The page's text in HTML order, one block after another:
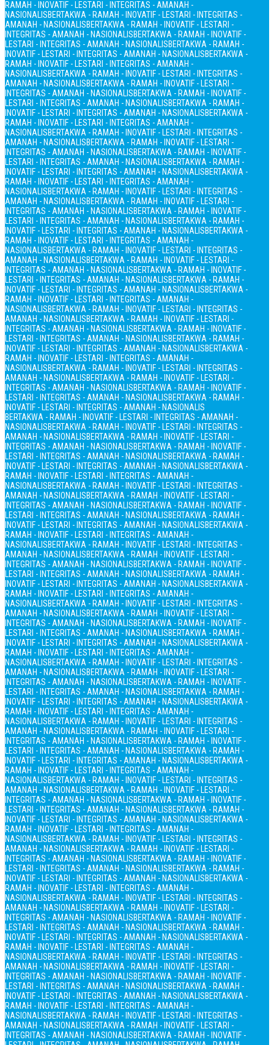
RAMAH - INOVATIF - LESTARI - INTEGRITAS - AMANAH -
NASIONALISBERTAKWA - RAMAH - INOVATIF - LESTARI - INTEGRITAS -
AMANAH - NASIONALISBERTAKWA - RAMAH - INOVATIF - LESTARI -
INTEGRITAS - AMANAH - NASIONALISBERTAKWA - RAMAH - INOVATIF -
LESTARI - INTEGRITAS - AMANAH - NASIONALISBERTAKWA - RAMAH -
INOVATIF - LESTARI - INTEGRITAS - AMANAH - NASIONALISBERTAKWA -
RAMAH - INOVATIF - LESTARI - INTEGRITAS - AMANAH -
NASIONALISBERTAKWA - RAMAH - INOVATIF - LESTARI - INTEGRITAS -
AMANAH - NASIONALISBERTAKWA - RAMAH - INOVATIF - LESTARI -
INTEGRITAS - AMANAH - NASIONALISBERTAKWA - RAMAH - INOVATIF -
LESTARI - INTEGRITAS - AMANAH - NASIONALISBERTAKWA - RAMAH -
INOVATIF - LESTARI - INTEGRITAS - AMANAH - NASIONALISBERTAKWA -
RAMAH - INOVATIF - LESTARI - INTEGRITAS - AMANAH -
NASIONALISBERTAKWA - RAMAH - INOVATIF - LESTARI - INTEGRITAS -
AMANAH - NASIONALISBERTAKWA - RAMAH - INOVATIF - LESTARI -
INTEGRITAS - AMANAH - NASIONALISBERTAKWA - RAMAH - INOVATIF -
LESTARI - INTEGRITAS - AMANAH - NASIONALISBERTAKWA - RAMAH -
INOVATIF - LESTARI - INTEGRITAS - AMANAH - NASIONALISBERTAKWA -
RAMAH - INOVATIF - LESTARI - INTEGRITAS - AMANAH -
NASIONALISBERTAKWA - RAMAH - INOVATIF - LESTARI - INTEGRITAS -
AMANAH - NASIONALISBERTAKWA - RAMAH - INOVATIF - LESTARI -
INTEGRITAS - AMANAH - NASIONALISBERTAKWA - RAMAH - INOVATIF -
LESTARI - INTEGRITAS - AMANAH - NASIONALISBERTAKWA - RAMAH -
INOVATIF - LESTARI - INTEGRITAS - AMANAH - NASIONALISBERTAKWA -
RAMAH - INOVATIF - LESTARI - INTEGRITAS - AMANAH -
NASIONALISBERTAKWA - RAMAH - INOVATIF - LESTARI - INTEGRITAS -
AMANAH - NASIONALISBERTAKWA - RAMAH - INOVATIF - LESTARI -
INTEGRITAS - AMANAH - NASIONALISBERTAKWA - RAMAH - INOVATIF -
LESTARI - INTEGRITAS - AMANAH - NASIONALISBERTAKWA - RAMAH -
INOVATIF - LESTARI - INTEGRITAS - AMANAH - NASIONALISBERTAKWA -
RAMAH - INOVATIF - LESTARI - INTEGRITAS - AMANAH -
NASIONALISBERTAKWA - RAMAH - INOVATIF - LESTARI - INTEGRITAS -
AMANAH - NASIONALISBERTAKWA - RAMAH - INOVATIF - LESTARI -
INTEGRITAS - AMANAH - NASIONALISBERTAKWA - RAMAH - INOVATIF -
LESTARI - INTEGRITAS - AMANAH - NASIONALISBERTAKWA - RAMAH -
INOVATIF - LESTARI - INTEGRITAS - AMANAH - NASIONALISBERTAKWA -
RAMAH - INOVATIF - LESTARI - INTEGRITAS - AMANAH -
NASIONALISBERTAKWA - RAMAH - INOVATIF - LESTARI - INTEGRITAS -
AMANAH - NASIONALISBERTAKWA - RAMAH - INOVATIF - LESTARI -
INTEGRITAS - AMANAH - NASIONALISBERTAKWA - RAMAH - INOVATIF -
LESTARI - INTEGRITAS - AMANAH - NASIONALISBERTAKWA - RAMAH -
INOVATIF - LESTARI - INTEGRITAS - AMANAH - NASIONALIS
BERTAKWA - RAMAH - INOVATIF - LESTARI - INTEGRITAS - AMANAH -
NASIONALISBERTAKWA - RAMAH - INOVATIF - LESTARI - INTEGRITAS -
AMANAH - NASIONALISBERTAKWA - RAMAH - INOVATIF - LESTARI -
INTEGRITAS - AMANAH - NASIONALISBERTAKWA - RAMAH - INOVATIF -
LESTARI - INTEGRITAS - AMANAH - NASIONALISBERTAKWA - RAMAH -
INOVATIF - LESTARI - INTEGRITAS - AMANAH - NASIONALISBERTAKWA -
RAMAH - INOVATIF - LESTARI - INTEGRITAS - AMANAH -
NASIONALISBERTAKWA - RAMAH - INOVATIF - LESTARI - INTEGRITAS -
AMANAH - NASIONALISBERTAKWA - RAMAH - INOVATIF - LESTARI -
INTEGRITAS - AMANAH - NASIONALISBERTAKWA - RAMAH - INOVATIF -
LESTARI - INTEGRITAS - AMANAH - NASIONALISBERTAKWA - RAMAH -
INOVATIF - LESTARI - INTEGRITAS - AMANAH - NASIONALISBERTAKWA -
RAMAH - INOVATIF - LESTARI - INTEGRITAS - AMANAH -
NASIONALISBERTAKWA - RAMAH - INOVATIF - LESTARI - INTEGRITAS -
AMANAH - NASIONALISBERTAKWA - RAMAH - INOVATIF - LESTARI -
INTEGRITAS - AMANAH - NASIONALISBERTAKWA - RAMAH - INOVATIF -
LESTARI - INTEGRITAS - AMANAH - NASIONALISBERTAKWA - RAMAH -
INOVATIF - LESTARI - INTEGRITAS - AMANAH - NASIONALISBERTAKWA -
RAMAH - INOVATIF - LESTARI - INTEGRITAS - AMANAH -
NASIONALISBERTAKWA - RAMAH - INOVATIF - LESTARI - INTEGRITAS -
AMANAH - NASIONALISBERTAKWA - RAMAH - INOVATIF - LESTARI -
INTEGRITAS - AMANAH - NASIONALISBERTAKWA - RAMAH - INOVATIF -
LESTARI - INTEGRITAS - AMANAH - NASIONALISBERTAKWA - RAMAH -
INOVATIF - LESTARI - INTEGRITAS - AMANAH - NASIONALISBERTAKWA -
RAMAH - INOVATIF - LESTARI - INTEGRITAS - AMANAH -
NASIONALISBERTAKWA - RAMAH - INOVATIF - LESTARI - INTEGRITAS -
AMANAH - NASIONALISBERTAKWA - RAMAH - INOVATIF - LESTARI -
INTEGRITAS - AMANAH - NASIONALISBERTAKWA - RAMAH - INOVATIF -
LESTARI - INTEGRITAS - AMANAH - NASIONALISBERTAKWA - RAMAH -
INOVATIF - LESTARI - INTEGRITAS - AMANAH - NASIONALISBERTAKWA -
RAMAH - INOVATIF - LESTARI - INTEGRITAS - AMANAH -
NASIONALISBERTAKWA - RAMAH - INOVATIF - LESTARI - INTEGRITAS -
AMANAH - NASIONALISBERTAKWA - RAMAH - INOVATIF - LESTARI -
INTEGRITAS - AMANAH - NASIONALISBERTAKWA - RAMAH - INOVATIF -
LESTARI - INTEGRITAS - AMANAH - NASIONALISBERTAKWA - RAMAH -
INOVATIF - LESTARI - INTEGRITAS - AMANAH - NASIONALISBERTAKWA -
RAMAH - INOVATIF - LESTARI - INTEGRITAS - AMANAH -
NASIONALISBERTAKWA - RAMAH - INOVATIF - LESTARI - INTEGRITAS -
AMANAH - NASIONALISBERTAKWA - RAMAH - INOVATIF - LESTARI -
INTEGRITAS - AMANAH - NASIONALISBERTAKWA - RAMAH - INOVATIF -
LESTARI - INTEGRITAS - AMANAH - NASIONALISBERTAKWA - RAMAH -
INOVATIF - LESTARI - INTEGRITAS - AMANAH - NASIONALISBERTAKWA -
RAMAH - INOVATIF - LESTARI - INTEGRITAS - AMANAH -
NASIONALISBERTAKWA - RAMAH - INOVATIF - LESTARI - INTEGRITAS -
AMANAH - NASIONALISBERTAKWA - RAMAH - INOVATIF - LESTARI -
INTEGRITAS - AMANAH - NASIONALISBERTAKWA - RAMAH - INOVATIF -
LESTARI - INTEGRITAS - AMANAH - NASIONALISBERTAKWA - RAMAH -
INOVATIF - LESTARI - INTEGRITAS - AMANAH - NASIONALISBERTAKWA -
RAMAH - INOVATIF - LESTARI - INTEGRITAS - AMANAH -
NASIONALISBERTAKWA - RAMAH - INOVATIF - LESTARI - INTEGRITAS -
AMANAH - NASIONALISBERTAKWA - RAMAH - INOVATIF - LESTARI -
INTEGRITAS - AMANAH - NASIONALISBERTAKWA - RAMAH - INOVATIF -
LESTARI - INTEGRITAS - AMANAH - NASIONALISBERTAKWA - RAMAH -
INOVATIF - LESTARI - INTEGRITAS - AMANAH - NASIONALISBERTAKWA -
RAMAH - INOVATIF - LESTARI - INTEGRITAS - AMANAH -
NASIONALISBERTAKWA - RAMAH - INOVATIF - LESTARI - INTEGRITAS -
AMANAH - NASIONALISBERTAKWA - RAMAH - INOVATIF - LESTARI -
INTEGRITAS - AMANAH - NASIONALISBERTAKWA - RAMAH - INOVATIF -
LESTARI - INTEGRITAS - AMANAH - NASIONALISBERTAKWA - RAMAH -
INOVATIF - LESTARI - INTEGRITAS - AMANAH - NASIONALISBERTAKWA -
RAMAH - INOVATIF - LESTARI - INTEGRITAS - AMANAH -
NASIONALISBERTAKWA - RAMAH - INOVATIF - LESTARI - INTEGRITAS -
AMANAH - NASIONALISBERTAKWA - RAMAH - INOVATIF - LESTARI -
INTEGRITAS - AMANAH - NASIONALISBERTAKWA - RAMAH - INOVATIF -